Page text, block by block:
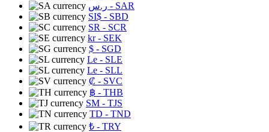
ر.س - SAR
SI$ - SBD
SR - SCR
kr- SEK
$ - SGD
Le - SLE
Le - SLL
₡ - SVC
฿ - THB
ЅМ - TJS
TD - TND
₺ - TRY